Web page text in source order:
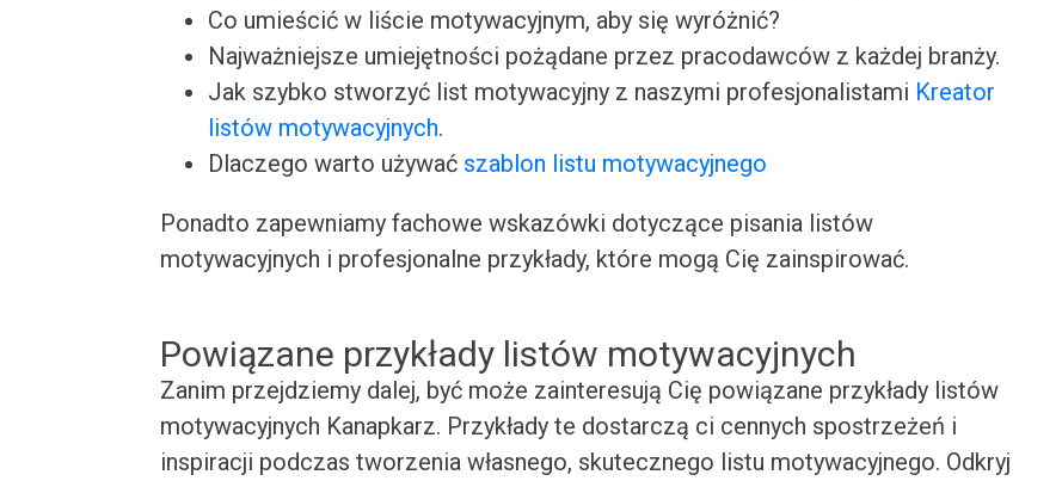
Co umieścić w liście motywacyjnym, aby się wyróżnić?
Najważniejsze umiejętności pożądane przez pracodawców z każdej branży.
Jak szybko stworzyć list motywacyjny z naszymi profesjonalistami Kreator
listów motywacyjnych.
Dlaczego warto używać szablon listu motywacyjnego
Ponadto zapewniamy fachowe wskazówki dotyczące pisania listów
motywacyjnych i profesjonalne przykłady, które mogą Cię zainspirować.
Powiązane przykłady listów motywacyjnych
Zanim przejdziemy dalej, być może zainteresują Cię powiązane przykłady listów
motywacyjnych Kanapkarz. Przykłady te dostarczą ci cennych spostrzeżeń i
inspiracji podczas tworzenia własnego, skutecznego listu motywacyjnego. Odkryj